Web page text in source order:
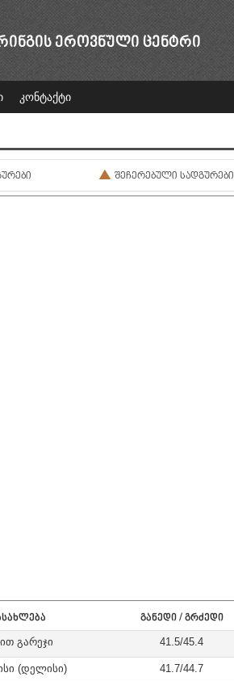
ᲔᲠᲝᲕᲜᲣᲚᲘ ᲪᲔᲜᲢᲠᲘ
კონტაქტი
ᲨᲔᲩᲔᲠᲔᲑᲣᲚᲘ ᲡᲐᲓᲒᲣᲠᲔᲑᲘ
ᲒᲐᲜᲔᲓᲘ / ᲒᲠᲫᲔᲓᲘ
გარეჯი 41.5/45.4
(დელისი) 41.7/44.7